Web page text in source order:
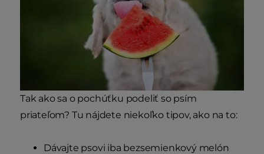
Tak ako sa o pochúťku podeliť so psím
priateľom? Tu nájdete niekoľko tipov, ako na to:
Dávajte psovi iba bezsemienkový melón